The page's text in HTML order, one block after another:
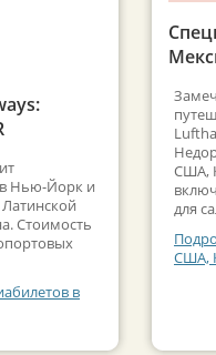
в Нью-Йорк и
Стоимость
в
США,
для
США,